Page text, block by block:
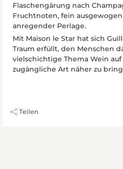
Flaschengärung nach
Fruchtnoten, fein
anregender Perlage.
Mit Maison le Star hat sich
Traum erfüllt, den Menschen
vielschichtige Thema Wein
zugängliche Art näher zu
Teilen